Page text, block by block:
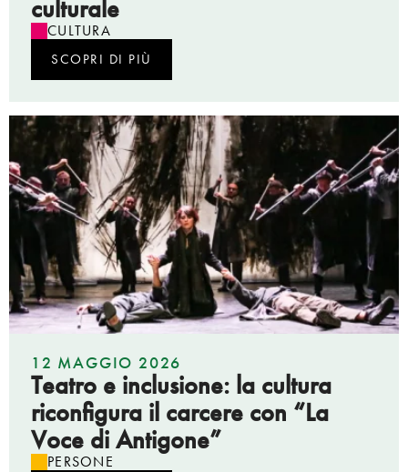
culturale
CULTURA
SCOPRI DI PIÙ
12 MAGGIO 2026
Teatro e inclusione: la cultura
riconfigura il carcere con “La
Voce di Antigone”
PERSONE